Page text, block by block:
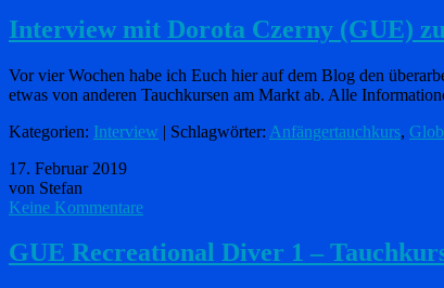
Interview mit Dorota Czerny (GUE)
Vor vier Wochen habe ich Euch hier auf dem Blog den
etwas von anderen Tauchkursen am Markt ab. Alle
Kategorien: Interview | Schlagwörter: Anfängertauchkurs,
17. Februar 2019
von Stefan
Keine Kommentare
GUE Recreational Diver 1 –